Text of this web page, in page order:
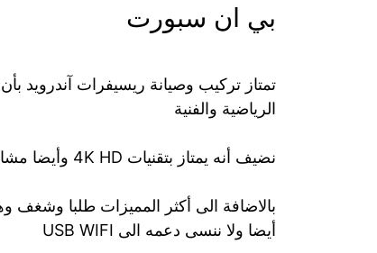
بي ان سبورت
تمتاز تركيب وصيانة ريسيفرات آندرويد
الرياضية والفنية
نضيف أنه يمتاز بتقنيات 4K HD وأيضا مشاهدة قناتين بنفس الوقت من خلال ميزة picture in picture
بالاضافة الى أكثر المميزات طلبا وشغف
أيضا ولا ننسى دعمه الى USB WIFI